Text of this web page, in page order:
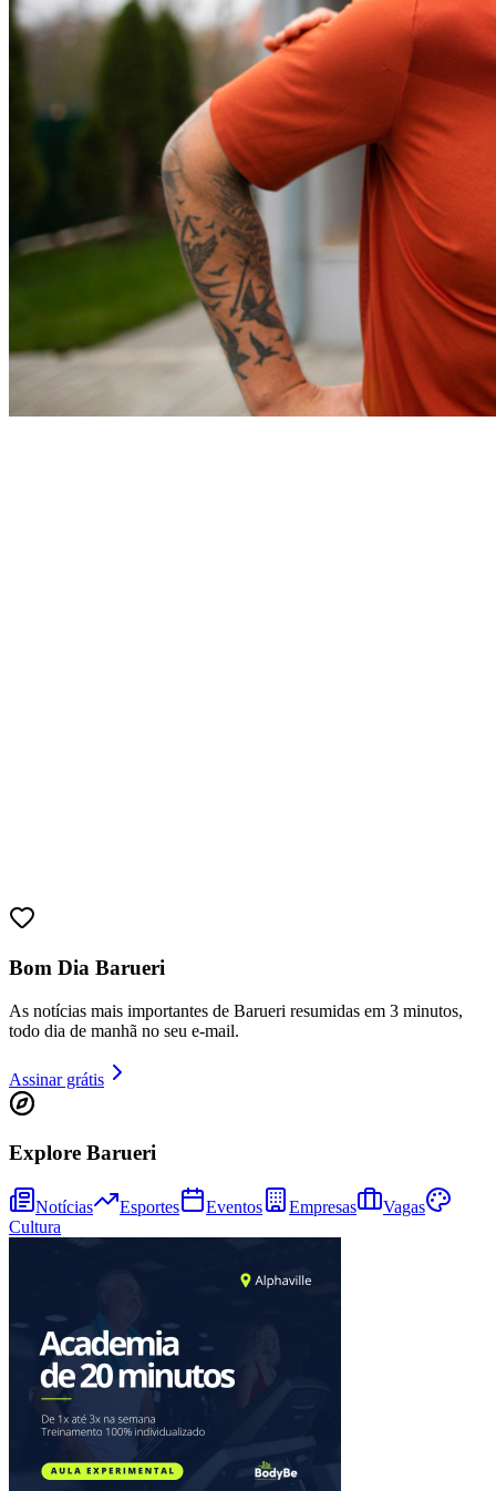
Cruzeiro
Bom Dia Barueri
As notícias mais importantes de Barueri resumidas em 3 minutos,
todo dia de manhã no seu e-mail.
Assinar grátis
Explore Barueri
Notícias Esportes Eventos Empresas
Vagas
Cultura